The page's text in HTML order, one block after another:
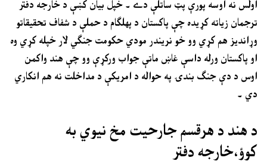
اولس نه اوسه پورې پټ ساتلې دے ۔ خپل بيان کښې د خارجه دفتر
ترجمان زياته کړيده چې پاکستان د پهلګام د حملې د شفاف تحقيقاتو
وړانديز هم کړي وو خو نريندر مودي حکومت جنګي لار خپله کړي وه
او پاکستان ورله داسې غاښ ماتې جواب ورکړې وو چې هند واکمن
اوس د دې جنګ بندۍ په حواله د امريکې د مداخلت نه هم انکاري
دي ۔
د هند د هرقسم جارحيت مخ نيوي به
کوؤ،خارجه دفتر